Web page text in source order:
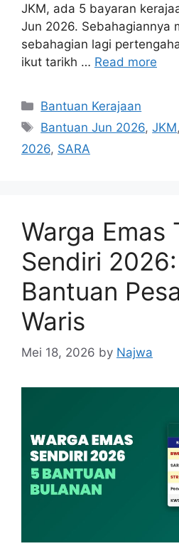
JKM, ada 5 bayaran
Jun 2026. Sebahagiannya
sebahagian lagi
ikut tarikh … Read more
Categories
Bantuan Kerajaan
Tags
Bantuan Jun 2026,JKM,
2026, SARA
Warga Emas
Sendiri
Bantuan
Waris
Mei 18, 2026 by Najwa